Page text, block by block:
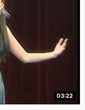
03:22